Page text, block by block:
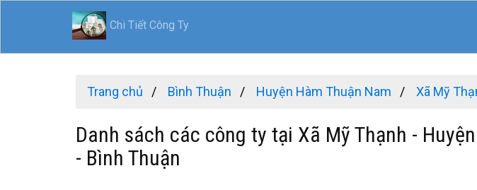
Chi Tiết Công Ty
Trang chủ Bình Thuận Huyện Hàm Thuận Nam Xã Mỹ
Danh sách các công ty tại Xã Mỹ Thạnh -
- Bình Thuận